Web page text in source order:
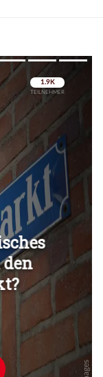
Überspringen
Überspringen